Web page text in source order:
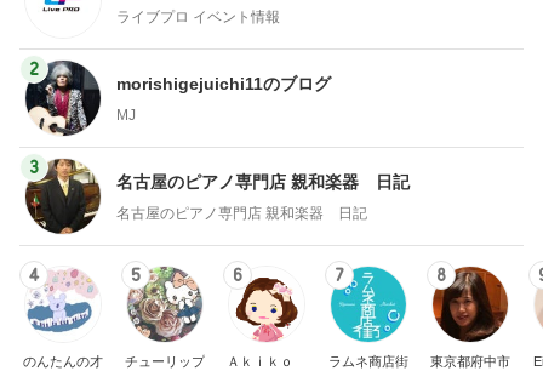
ライブプロ イベント情報
2
morishigejuichi11のブログ
MJ
3
名古屋のピアノ専門店 親和楽器 日記
名古屋のピアノ専門店 親和楽器 日記
4
のんたんの才
5
チューリップ
6
Ａｋｉｋｏ
7
ラムネ商店街
8
東京都府中市